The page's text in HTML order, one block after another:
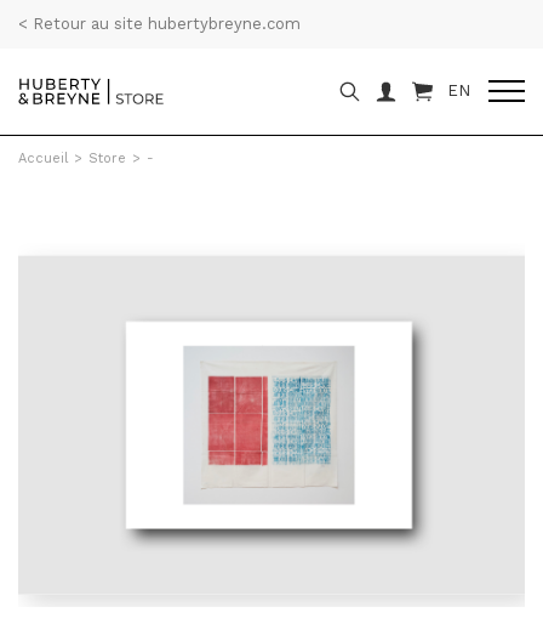
< Retour au site hubertybreyne.com
EN
Accueil > Store > -